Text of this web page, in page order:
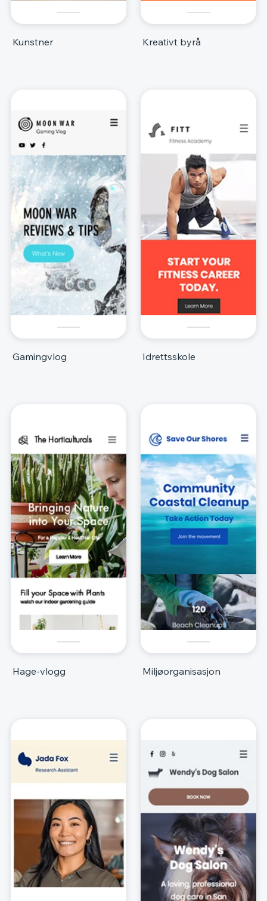
Kunstner Kreativt byrå
Gamingvlog Idrettsskole
Hage-vlogg Miljøorganisasjon